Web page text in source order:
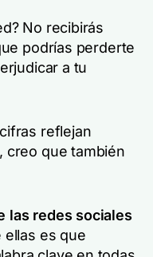
No recibirás
podrías perderte
a tu
reflejan
creo que también
las redes sociales
ellas es que